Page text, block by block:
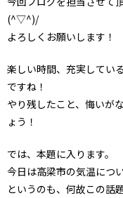
(^▽^)/
よろしくお願いします！
楽しい時間、充実してい
ですね！
やり残したこと、悔いが
ょう！
では、本題に入ります。
今日は高梁市の気温につ
というのも、何故この話